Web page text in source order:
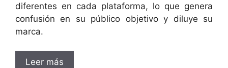
diferentes en cada plataforma, lo que genera
confusión en su público objetivo y diluye su
marca.
Leer más